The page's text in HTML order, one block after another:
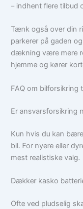
– indhent flere tilbud
Tænk også over din
parkerer på gaden
dækning være mere
hjemme og kører
FAQ om bilforsikring
Er ansvarsforsikring
Kun hvis du kan
bil. For nyere eller
mest realistiske valg.
Dækker kasko
Ofte ved pludselig